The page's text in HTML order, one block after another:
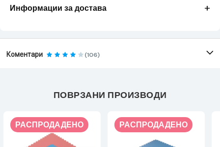
Информации за достава +
Коментари (106)
ПОВРЗАНИ ПРОИЗВОДИ
РАСПРОДАДЕНО РАСПРОДАДЕНО